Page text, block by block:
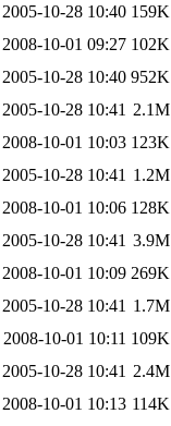
2005-10-28 10:40 159K
2008-10-01 09:27 102K
2005-10-28 10:40 952K
2005-10-28 10:41 2.1M
2008-10-01 10:03 123K
2005-10-28 10:41 1.2M
2008-10-01 10:06 128K
2005-10-28 10:41 3.9M
2008-10-01 10:09 269K
2005-10-28 10:41 1.7M
2008-10-01 10:11 109K
2005-10-28 10:41 2.4M
2008-10-01 10:13 114K